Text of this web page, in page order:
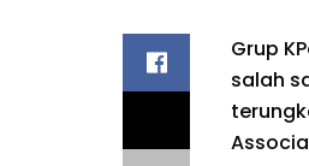
Grup
salah